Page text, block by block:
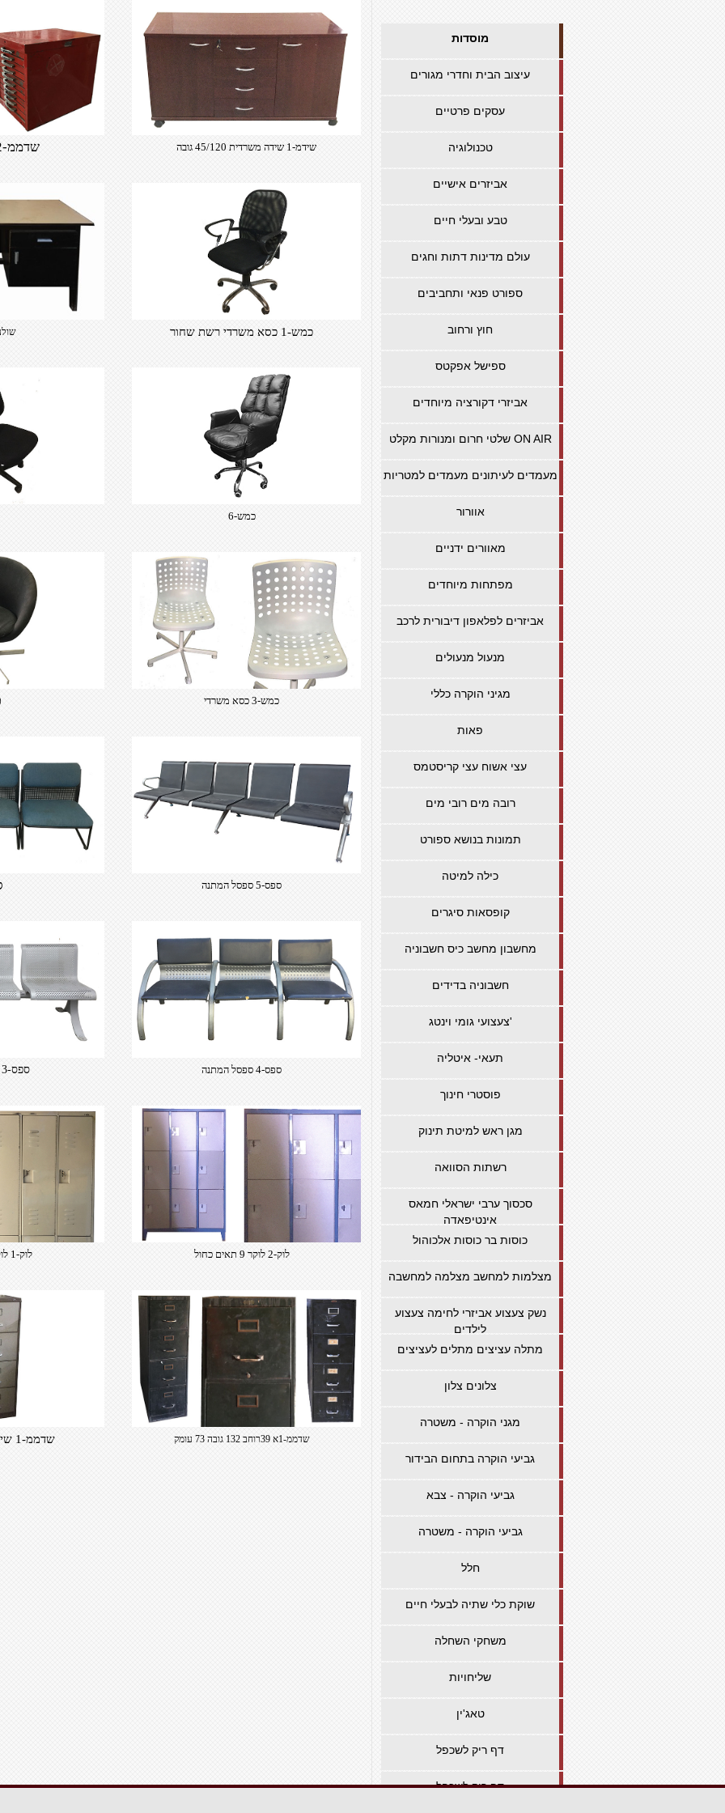
שדממ-2 33/42 ג-37
שידמ-1 שידה משרדית 45/120 גובה
כמש-1 כסא משרדי רשת שחור
כמש-6
כמש-3 כסא משרדי
ספס-5 ספסל המתנה
ספס-3 ספסל המתנה ספס-4 ספסל המתנה
לוק-1 לוקר 6 תאים קרם לוק-2 לוקר 9 תאים כחול
שדממ-1 שידת מתכת משרדית שדממ-1א 39רוחב 132 גובה 73 עומק
מוסדות
עיצוב הבית וחדרי מגורים
עסקים פרטיים
טכנולוגיה
אביזרים אישיים
טבע ובעלי חיים
עולם מדינות דתות וחגים
ספורט פנאי ותחביבים
חוץ ורחוב
ספישל אפקטס
אביזרי דקורציה מיוחדים
שלטי חרום ומנורות מקלט ON AIR
מעמדים לעיתונים מעמדים למטריות
אוורור
מאוורים ידניים
מפתחות מיוחדים
אביזרים לפלאפון דיבורית לרכב
מנעול מנעולים
מגיני הוקרה כללי
פאות
עצי אשוח עצי קריסטמס
רובה מים רובי מים
תמונות בנושא ספורט
כילה למיטה
קופסאות סיגרים
מחשבון מחשב כיס חשבוניה
חשבוניה בדידים
צעצועי גומי וינטג'
תעאי- איטליה
פוסטרי חינוך
מגן ראש למיטת תינוק
רשתות הסוואה
סכסוך ערבי ישראלי חמאס
אינטיפאדה
כוסות בר כוסות אלכוהול
מצלמות למחשב מצלמה למחשבה
נשק צעצוע אביזרי לחימה צעצוע
לילדים
מתלה עציצים מתלים לעציצים
צלונים צלון
מגני הוקרה - משטרה
גביעי הוקרה בתחום הבידור
גביעי הוקרה - צבא
גביעי הוקרה - משטרה
חלל
שוקת כלי שתיה לבעלי חיים
משחקי השחלה
שליחויות
טאג'ין
דף ריק לשכפל
דף ריק לשכפל